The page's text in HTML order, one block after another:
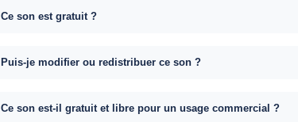
Ce son est gratuit ?
Puis-je modifier ou redistribuer ce son ?
Ce son est-il gratuit et libre pour un usage commercial ?